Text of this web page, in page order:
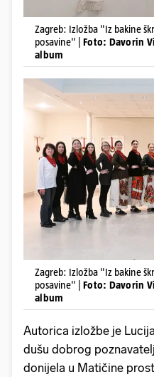
Zagreb: Izložba "Iz bakine
posavine" | Foto: Davorin
album
Zagreb: Izložba "Iz bakine
posavine" | Foto: Davorin
album
Autorica izložbe je
dušu dobrog
donijela u Matičine